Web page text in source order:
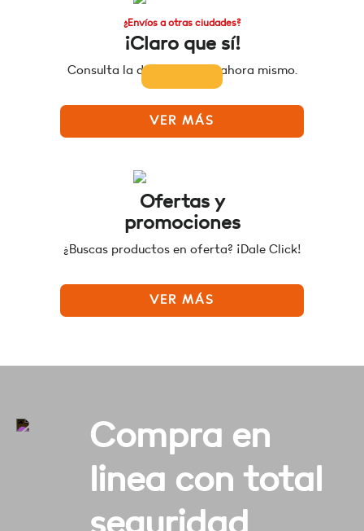
¿Envíos a otras ciudades?
¡Claro que sí!
Consulta la disponibilidad ahora mismo.
VER MÁS
Ofertas y
promociones
¿Buscas productos en oferta? ¡Dale Click!
VER MÁS
Compra en
linea con total